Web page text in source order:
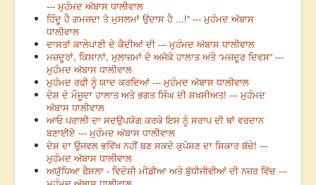
--- ਮੁਹੰਮਦ ਅੱਬਾਸ ਧਾਲੀਵਾਲ
ਹਿੰਦੂ ਹੈ ਗਮਜ਼ਦਾ ਤੋ ਮੁਸਲਮਾਂ ਉਦਾਸ ਹੈ ...!” --- ਮੁਹੰਮਦ ਅੱਬਾਸ
ਧਾਲੀਵਾਲ
ਦਾਸਤਾਂ ਕਾਲੇਪਾਣੀ ਦੇ ਕੈਦੀਆਂ ਦੀ --- ਮੁਹੰਮਦ ਅੱਬਾਸ ਧਾਲੀਵਾਲ
ਮਜ਼ਦੂਰਾਂ, ਕਿਸਾਨਾਂ, ਮੁਲਾਜ਼ਮਾਂ ਦੇ ਅਜੋਕੇ ਹਾਲਾਤ ਅਤੇ “ਮਜ਼ਦੂਰ ਦਿਵਸ” ---
ਮੁਹੰਮਦ ਅੱਬਾਸ ਧਾਲੀਵਾਲ
ਮੁਹੰਮਦ ਰਫੀ ਨੂੰ ਯਾਦ ਕਰਦਿਆਂ --- ਮੁਹੰਮਦ ਅੱਬਾਸ ਧਾਲੀਵਾਲ
ਦੇਸ਼ ਦੇ ਮੌਜੂਦਾ ਹਾਲਾਤ ਅਤੇ ਭਗਤ ਸਿੰਘ ਦੀ ਸ਼ਖਸੀਅਤ! --- ਮੁਹੰਮਦ
ਅੱਬਾਸ ਧਾਲੀਵਾਲ
ਆਓ ਪਰਾਲੀ ਦਾ ਸਦਉਪਯੋਗ ਕਰਕੇ ਇਸ ਨੂੰ ਸਰਾਪ ਦੀ ਥਾਂ ਵਰਦਾਨ
ਬਣਾਈਏ --- ਮੁਹੰਮਦ ਅੱਬਾਸ ਧਾਲੀਵਾਲ
ਦੇਸ਼ ਦਾ ਉਜਵਲ ਭਵਿੱਖ ਨਹੀਂ ਬਣ ਸਕਦੇ ਕੁਪੋਸ਼ਣ ਦਾ ਸ਼ਿਕਾਰ ਬੱਚੇ! ---
ਮੁਹੰਮਦ ਅੱਬਾਸ ਧਾਲੀਵਾਲ
ਅਯੁੱਧਿਆ ਫੈਸਲਾ - ਵਿਦੇਸ਼ੀ ਮੀਡੀਆ ਅਤੇ ਬੁੱਧੀਜੀਵੀਆਂ ਦੀ ਨਜ਼ਰ ਵਿੱਚ ---